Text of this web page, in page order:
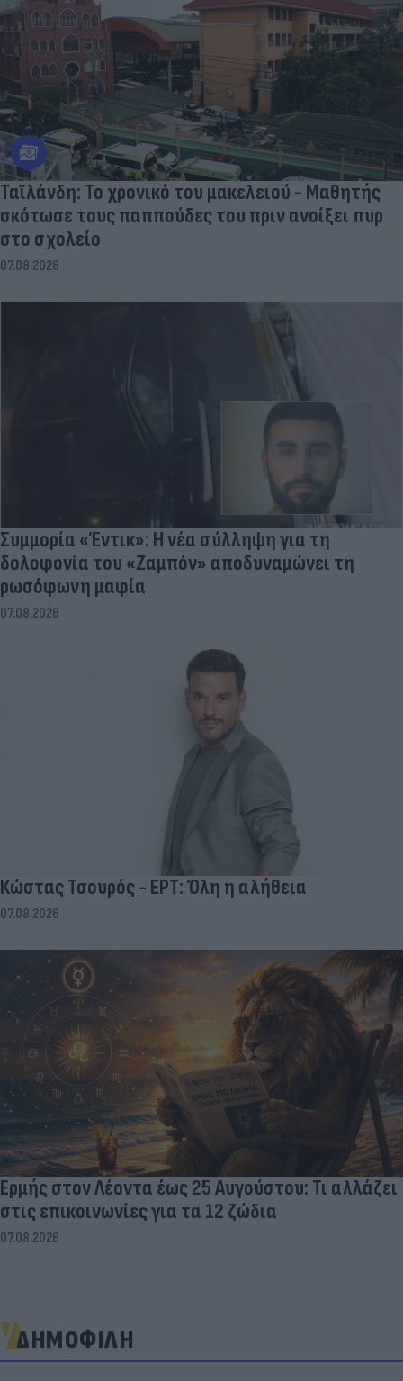
Ταϊλάνδη: Το χρονικό του μακελειού - Μαθητής
σκότωσε τους παππούδες του πριν ανοίξει πυρ
στο σχολείο
07.08.2026
Συμμορία «Έντικ»: Η νέα σύλληψη για τη
δολοφονία του «Ζαμπόν» αποδυναμώνει τη
ρωσόφωνη μαφία
07.08.2026
Κώστας Τσουρός - ΕΡΤ: Όλη η αλήθεια
07.08.2026
Ερμής στον Λέοντα έως 25 Αυγούστου: Τι αλλάζει
στις επικοινωνίες για τα 12 ζώδια
07.08.2026
ΔΗΜΟΦΙΛΗ